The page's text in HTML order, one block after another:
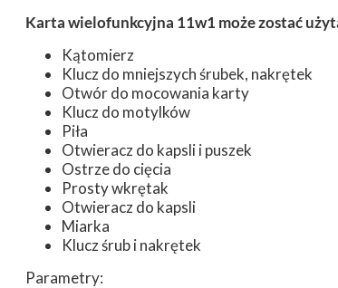
Karta wielofunkcyjna 11w1 może zostać
Kątomierz
Klucz do mniejszych śrubek, nakrętek
Otwór do mocowania karty
Klucz do motylków
Piła
Otwieracz do kapsli i puszek
Ostrze do cięcia
Prosty wkrętak
Otwieracz do kapsli
Miarka
Klucz śrub i nakrętek
Parametry: